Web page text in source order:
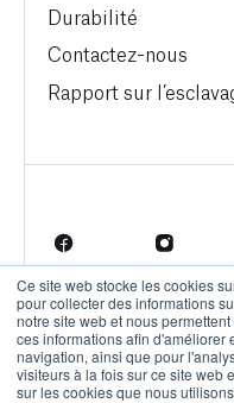
Ce site web stocke les cookies
pour collecter des informations
notre site web et nous
ces informations afin d'améliorer
navigation, ainsi que pour
visiteurs à la fois sur ce site web
sur les cookies que nous
Durabilité
Contactez-nous
Rapport sur
Termes d'utilisation